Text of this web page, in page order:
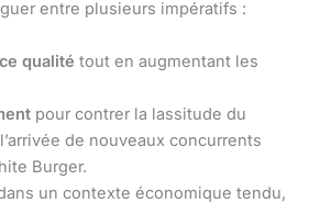
entre plusieurs impératifs :
qualité tout en augmentant les
pour contrer la lassitude du
de nouveaux concurrents
Burger.
un contexte économique tendu,